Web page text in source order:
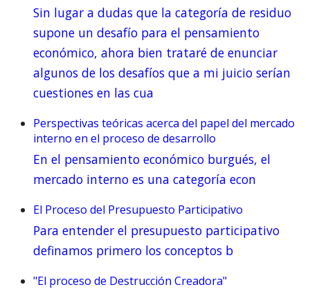
Sin lugar a dudas que la categoría de residuo
supone un desafío para el pensamiento
económico, ahora bien trataré de enunciar
algunos de los desafíos que a mi juicio serían
cuestiones en las cua
Perspectivas teóricas acerca del papel del mercado
interno en el proceso de desarrollo
En el pensamiento económico burgués, el
mercado interno es una categoría econ
El Proceso del Presupuesto Participativo
Para entender el presupuesto participativo
definamos primero los conceptos b
"El proceso de Destrucción Creadora"